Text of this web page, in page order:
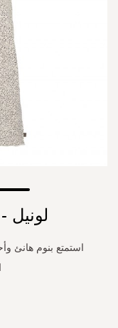
استمتع بنوم هانئ